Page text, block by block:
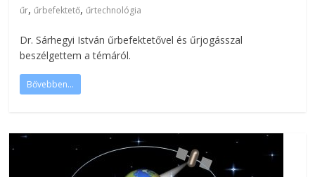
űr, űrbefektető, űrtechnológia
Dr. Sárhegyi István űrbefektetővel és űrjogásszal
beszélgettem a témáról.
Bővebben...